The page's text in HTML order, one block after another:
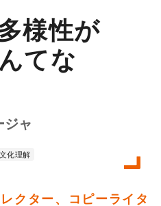
様性が
てな
ジャ
化理解
クター、コピーライタ